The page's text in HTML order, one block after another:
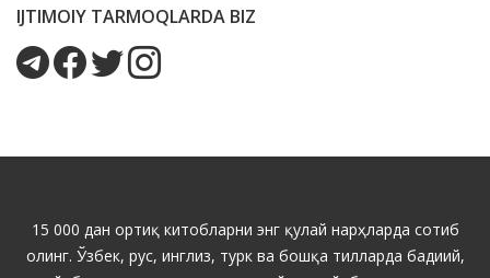
IJTIMOIY TARMOQLARDA BIZ
15 000 дан ортиқ китобларни энг қулай нарҳларда сотиб
олинг. Ўзбек, рус, инглиз, турк ва бошқа тилларда бадиий,